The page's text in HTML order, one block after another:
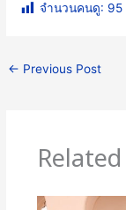
จำนวนคนดู: 95
← Previous Post